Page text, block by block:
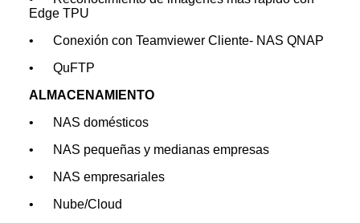
Edge TPU
• Conexión con Teamviewer Cliente- NAS QNAP
• QuFTP
ALMACENAMIENTO
• NAS domésticos
• NAS pequeñas y medianas empresas
• NAS empresariales
• Nube/Cloud